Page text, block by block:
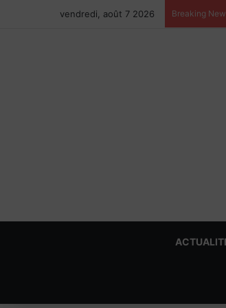
vendredi, août 7 2026 Breaking